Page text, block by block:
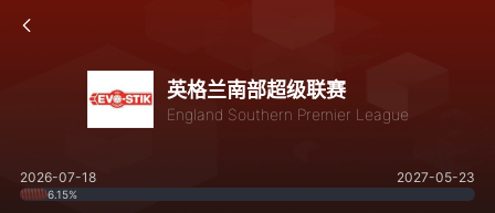
英格兰南部超级联赛
England Southern Premier League
2026-07-18 2027-05-23
6.15%